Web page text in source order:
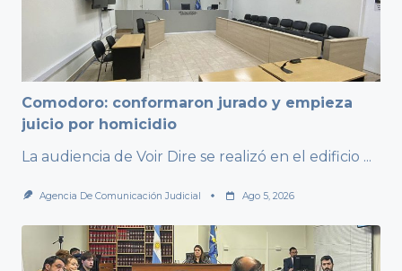
Comodoro: conformaron jurado y empieza
juicio por homicidio
La audiencia de Voir Dire se realizó en el edificio ...
Agencia De Comunicación Judicial Ago 5, 2026